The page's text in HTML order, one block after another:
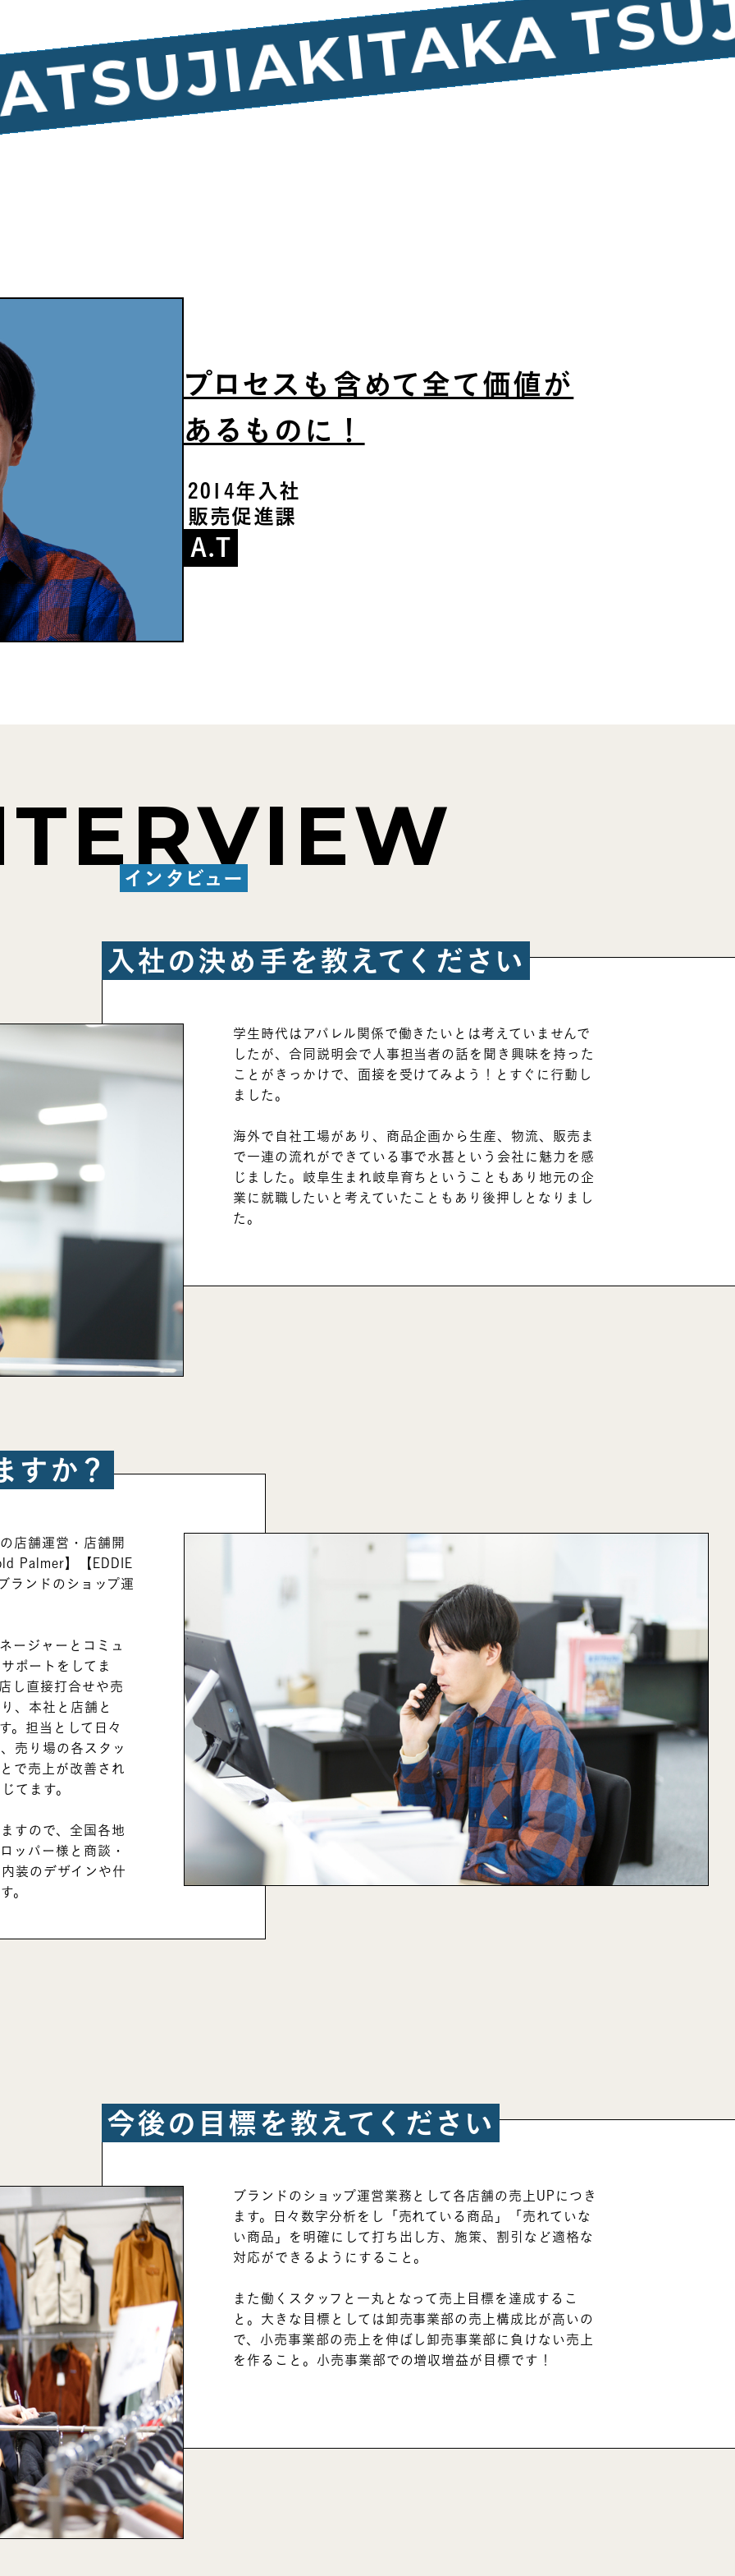
COMPANY
NEWS
お知らせ
企業サイト
TSUJIAKITAKA
プロセスも含めて全て価値が
あるものに！
2014年入社
販売促進課
A.T
インタビュー
入社の決め手を教えてください
学生時代はアパレル関係で働きたいとは考えていませんで
したが、合同説明会で人事担当者の話を聞き興味を持った
ことがきっかけで、面接を受けてみよう！とすぐに行動し
ました。
海外で自社工場があり、商品企画から生産、物流、販売ま
で一連の流れができている事で水甚という会社に魅力を感
じました。岐阜生まれ岐阜育ちということもあり地元の企
業に就職したいと考えていたこともあり後押しとなりまし
た。
すか？
店舗運営・店舗開
Palmer】【EDDIE
ランドのショップ運
ージャーとコミュ
ポートをしてま
し直接打合せや売
、本社と店舗と
。担当として日々
売り場の各スタッ
で売上が改善され
てます。
すので、全国各地
ッパー様と商談・
装のデザインや什
。
今後の目標を教えてください
ブランドのショップ運営業務として各店舗の売上UPにつき
ます。日々数字分析をし「売れている商品」「売れていな
い商品」を明確にして打ち出し方、施策、割引など適格な
対応ができるようにすること。
また働くスタッフと一丸となって売上目標を達成するこ
と。大きな目標としては卸売事業部の売上構成比が高いの
で、小売事業部の売上を伸ばし卸売事業部に負けない売上
を作ること。小売事業部での増収増益が目標です！